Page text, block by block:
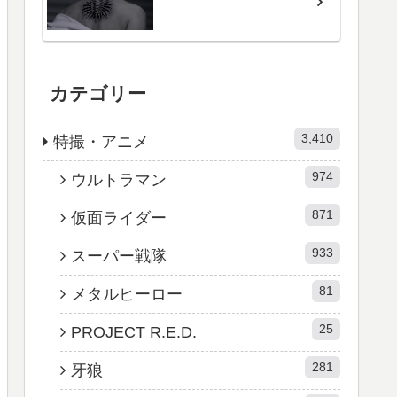
カテゴリー
特撮・アニメ 3,410
ウルトラマン 974
仮面ライダー 871
スーパー戦隊 933
メタルヒーロー 81
PROJECT R.E.D. 25
牙狼 281